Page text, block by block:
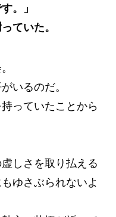
。」
ていた。
いるのだ。
っていたことから
しさを取り払える
ゆさぶられないよ